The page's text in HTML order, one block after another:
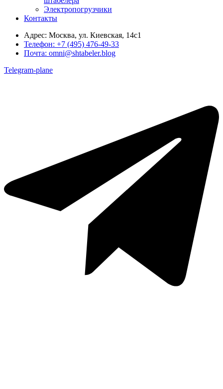
Электропогрузчики
Контакты
Адрес: Москва, ул. Киевская, 14с1
Телефон: +7 (495) 476-49-33
Почта: omni@shtabeler.blog
Telegram-plane